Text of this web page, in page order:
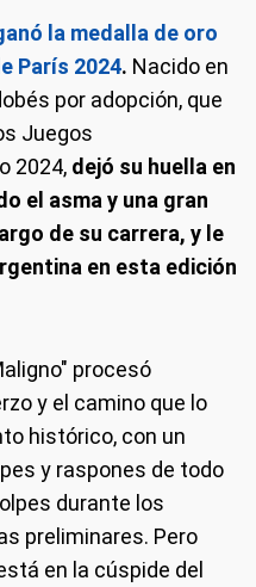
la medalla de oro
París 2024. Nacido en
por adopción, que
Juegos
2024, dejó su huella en
el asma y una gran
de su carrera, y le
en esta edición
procesó
y el camino que lo
histórico, con un
y raspones de todo
durante los
preliminares. Pero
en la cúspide del